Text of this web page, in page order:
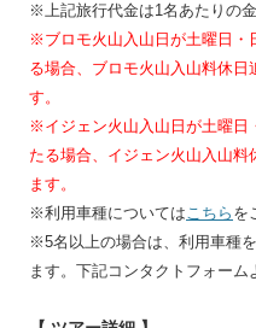
※上記旅行代金は1名あたりの
※ブロモ火山入山日が土曜日・
る場合、ブロモ火山入山料休日
す。
※イジェン火山入山日が土曜日
たる場合、イジェン火山入山料
ます。
※利用車種についてはこちら を
※5名以上の場合は、利用車種
ます。下記コンタクトフォーム